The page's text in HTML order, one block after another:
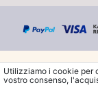
Utilizziamo i cookie per
vostro consenso,